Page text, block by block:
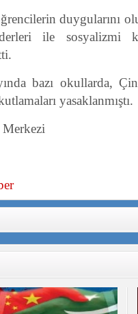
duygularını
ile sosyalizmi
bazı okullarda,
yasaklanmıştı.